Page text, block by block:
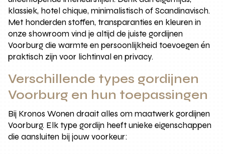
klassiek, hotel chique, minimalistisch of Scandinavisch.
Met honderden stoffen, transparanties en kleuren in
onze showroom vind je altijd de juiste gordijnen
Voorburg die warmte en persoonlijkheid toevoegen én
praktisch zijn voor lichtinval en privacy.
Verschillende types gordijnen
Voorburg en hun toepassingen
Bij Kronos Wonen draait alles om maatwerk gordijnen
Voorburg. Elk type gordijn heeft unieke eigenschappen
die aansluiten bij jouw voorkeur: